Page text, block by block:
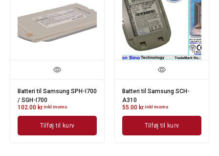
Batteri til Samsung SPH-I700
/ SGH-I700
102.00 kr.inkl moms
Tilføj til kurv
Batteri til Samsung SCH-
A310
55.00 kr.inkl moms
Tilføj til kurv